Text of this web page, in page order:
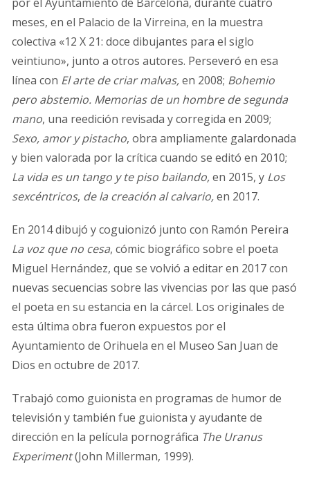
meses, en el Palacio de la Virreina, en la muestra
colectiva «12 X 21: doce dibujantes para el siglo
veintiuno», junto a otros autores. Perseveró en esa
línea con El arte de criar malvas,en 2008; Bohemio
pero abstemio. Memorias de un hombre de segunda
mano, una reedición revisada y corregida en 2009;
Sexo, amor y pistacho, obra ampliamente galardonada
y bien valorada por la crítica cuando se editó en 2010;
La vida es un tango y te piso bailando,en 2015, y Los
sexcéntricos, de la creación al calvario,en 2017.
En 2014 dibujó y coguionizó junto con Ramón Pereira
La voz que no cesa, cómic biográfico sobre el poeta
Miguel Hernández, que se volvió a editar en 2017 con
nuevas secuencias sobre las vivencias por las que pasó
el poeta en su estancia en la cárcel. Los originales de
esta última obra fueron expuestos por el
Ayuntamiento de Orihuela en el Museo San Juan de
Dios en octubre de 2017.
Trabajó como guionista en programas de humor de
televisión y también fue guionista y ayudante de
dirección en la película pornográfica The Uranus
Experiment(John Millerman, 1999).